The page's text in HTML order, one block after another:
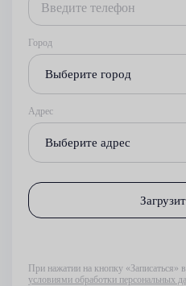
Город
Выберите город
Адрес
Выберите адрес
При нажатии на кнопку «Записаться»
условиями обработки персональных